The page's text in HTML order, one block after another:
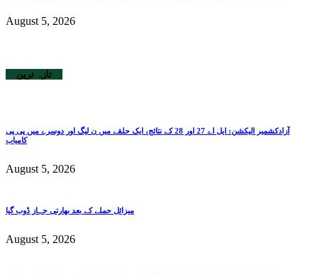
August 5, 2026
تازہ ترین
آزادکشمیر الیکشن: ایل اے 27 اور 28 کے نتائج، ایک حلقے میں ن لیگ اور دوسرے میں پی پی
کامیاب
August 5, 2026
میزائل حملے کے بعد بھارتی جہاز ڈوب گیا
August 5, 2026